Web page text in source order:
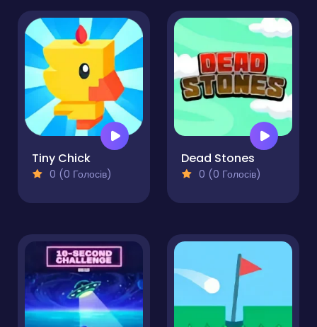
Tiny Chick
0 (0 Голосів)
Dead Stones
0 (0 Голосів)